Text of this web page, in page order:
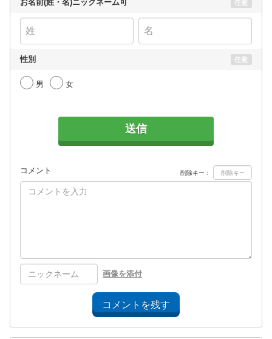
お名前(姓・名)ニックネーム可 任意
性別 任意
男 女
送信
コメント 削除キー：
画像を添付
コメントを残す